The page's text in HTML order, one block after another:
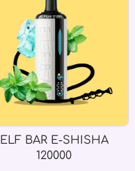
ELF BAR E-SHISHA
120000